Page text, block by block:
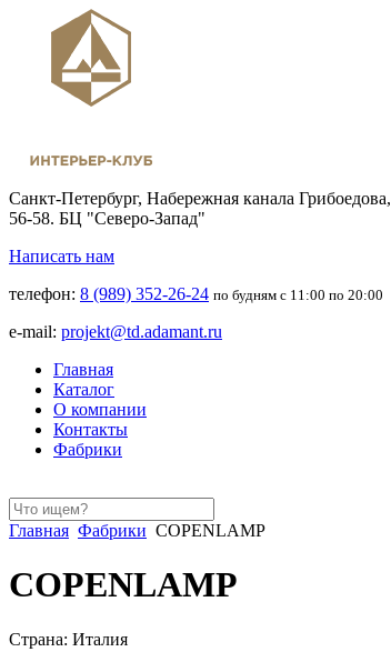
Санкт-Петербург, Набережная канала Грибоедова,
56-58. БЦ "Северо-Запад"
Написать нам
телефон: 8 (989) 352-26-24 по будням с 11:00 по 20:00
e-mail: projekt@td.adamant.ru
Главная
Каталог
О компании
Контакты
Фабрики
Главная Фабрики COPENLAMP
COPENLAMP
Страна: Италия